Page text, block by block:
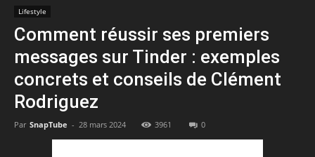
Lifestyle
Comment réussir ses premiers
messages sur Tinder : exemples
concrets et conseils de Clément
Rodriguez
Par SnapTube - 28 mars 2024 3961 0